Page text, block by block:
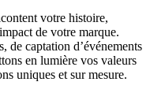
votre histoire,
de votre marque.
de captation d’événements
en lumière vos valeurs
uniques et sur mesure.